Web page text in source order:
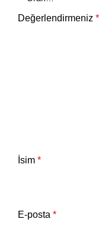
Değerlendirmeniz *
İsim *
E-posta *